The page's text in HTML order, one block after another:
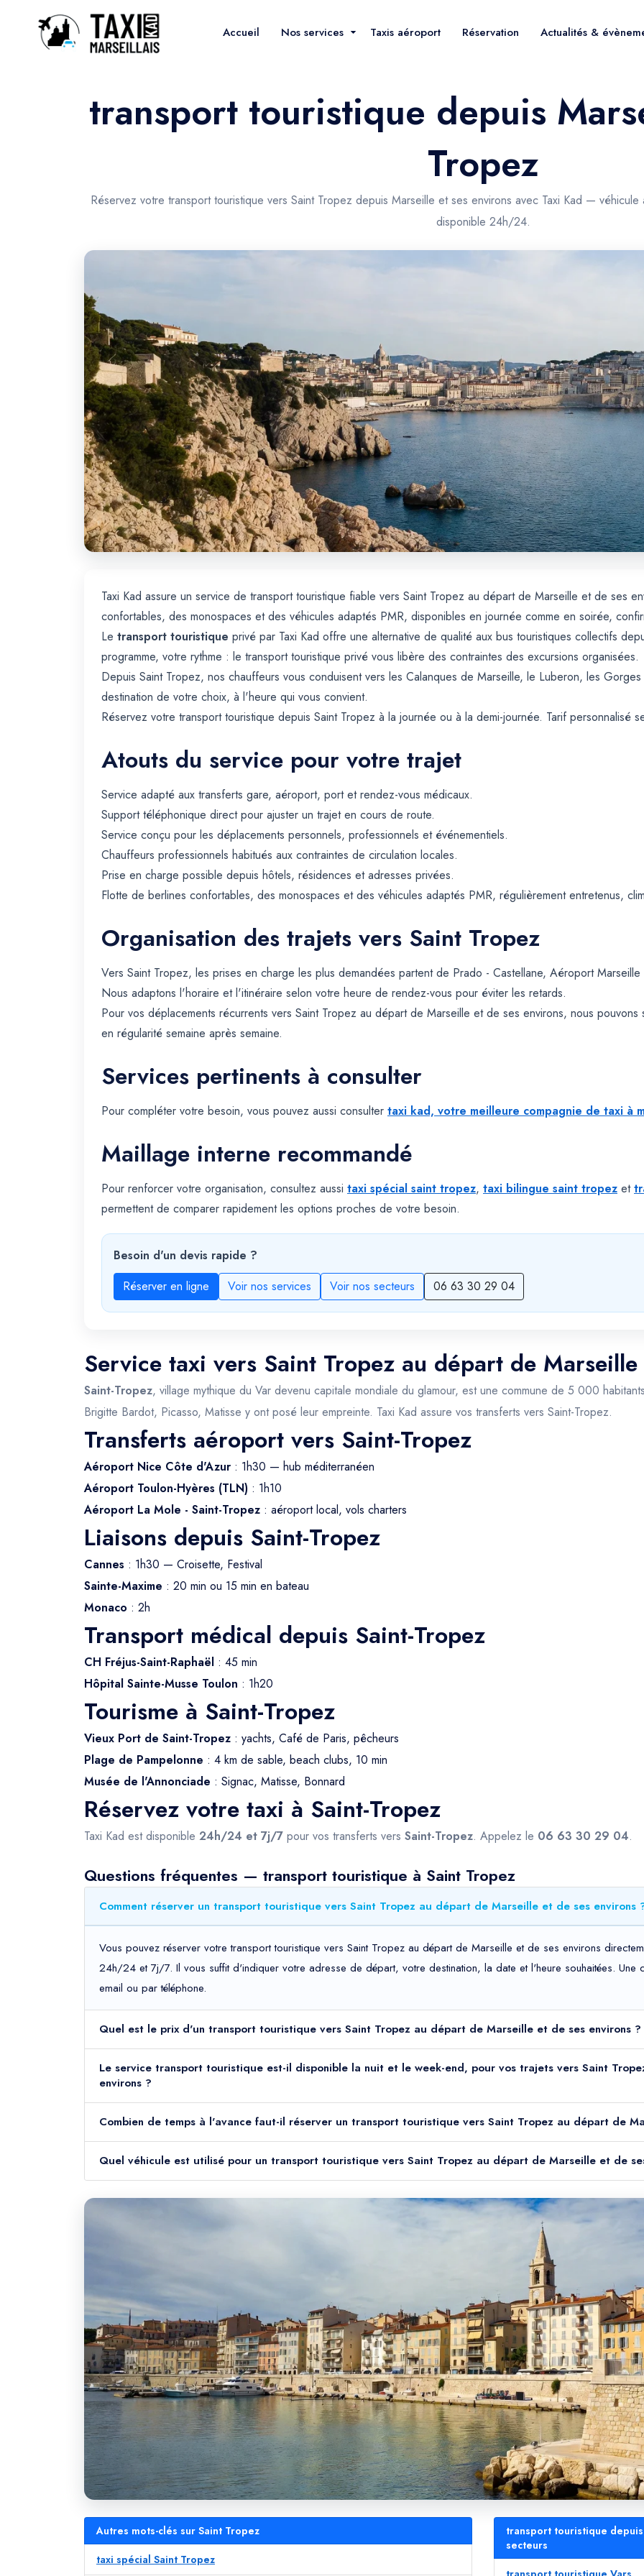
Accueil Nos services Taxis aéroport Réservation Actualités &
transport touristique depuis
Tropez
Réservez votre transport touristique vers Saint Tropez depuis Marseille et ses environs avec Taxi Kad —
disponible 24h/24.
Taxi Kad assure un service de transport touristique fiable vers Saint Tropez au départ de Marseille et de ses
confortables, des monospaces et des véhicules adaptés PMR, disponibles en journée comme en soirée,
Le transport touristique privé par Taxi Kad offre une alternative de qualité aux bus touristiques collectifs
programme, votre rythme : le transport touristique privé vous libère des contraintes des excursions organisées.
Depuis Saint Tropez, nos chauffeurs vous conduisent vers les Calanques de Marseille, le Luberon, les
destination de votre choix, à l'heure qui vous convient.
Réservez votre transport touristique depuis Saint Tropez à la journée ou à la demi-journée. Tarif personnalisé
Atouts du service pour votre trajet
Service adapté aux transferts gare, aéroport, port et rendez-vous médicaux.
Support téléphonique direct pour ajuster un trajet en cours de route.
Service conçu pour les déplacements personnels, professionnels et événementiels.
Chauffeurs professionnels habitués aux contraintes de circulation locales.
Prise en charge possible depuis hôtels, résidences et adresses privées.
Flotte de berlines confortables, des monospaces et des véhicules adaptés PMR, régulièrement entretenus,
Organisation des trajets vers Saint Tropez
Vers Saint Tropez, les prises en charge les plus demandées partent de Prado - Castellane, Aéroport
Nous adaptons l'horaire et l'itinéraire selon votre heure de rendez-vous pour éviter les retards.
Pour vos déplacements récurrents vers Saint Tropez au départ de Marseille et de ses environs, nous
en régularité semaine après semaine.
Services pertinents à consulter
Pour compléter votre besoin, vous pouvez aussi consulter taxi kad, votre meilleure compagnie de taxi à
Maillage interne recommandé
Pour renforcer votre organisation, consultez aussi taxi spécial saint tropez, taxi bilingue saint tropez et
permettent de comparer rapidement les options proches de votre besoin.
Besoin d'un devis rapide ?
Réserver en ligne
Voir nos services Voir nos secteurs 06 63 30 29 04
Service taxi vers Saint Tropez au départ de
Saint-Tropez, village mythique du Var devenu capitale mondiale du glamour, est une commune de 5 000
Brigitte Bardot, Picasso, Matisse y ont posé leur empreinte. Taxi Kad assure vos transferts vers Saint-Tropez.
Transferts aéroport vers Saint-Tropez
Aéroport Nice Côte d'Azur : 1h30 — hub méditerranéen
Aéroport Toulon-Hyères (TLN) : 1h10
Aéroport La Mole - Saint-Tropez : aéroport local, vols charters
Liaisons depuis Saint-Tropez
Cannes : 1h30 — Croisette, Festival
Sainte-Maxime : 20 min ou 15 min en bateau
Monaco : 2h
Transport médical depuis Saint-Tropez
CH Fréjus-Saint-Raphaël : 45 min
Hôpital Sainte-Musse Toulon : 1h20
Tourisme à Saint-Tropez
Vieux Port de Saint-Tropez : yachts, Café de Paris, pêcheurs
Plage de Pampelonne : 4 km de sable, beach clubs, 10 min
Musée de l'Annonciade : Signac, Matisse, Bonnard
Réservez votre taxi à Saint-Tropez
Taxi Kad est disponible 24h/24 et 7j/7 pour vos transferts vers Saint-Tropez. Appelez le 06 63 30 29 04.
Questions fréquentes — transport touristique à Saint Tropez
Comment réserver un transport touristique vers Saint Tropez au départ de Marseille et de ses environs
Vous pouvez réserver votre transport touristique vers Saint Tropez au départ de Marseille et de ses environs
24h/24 et 7j/7. Il vous suffit d'indiquer votre adresse de départ, votre destination, la date et l'heure souhaitées. Une
email ou par téléphone.
Quel est le prix d'un transport touristique vers Saint Tropez au départ de Marseille et de ses environs ?
Le service transport touristique est-il disponible la nuit et le week-end, pour vos trajets vers Saint
environs ?
Combien de temps à l'avance faut-il réserver un transport touristique vers Saint Tropez au départ de
Quel véhicule est utilisé pour un transport touristique vers Saint Tropez au départ de Marseille et de
Autres mots-clés sur Saint Tropez
taxi spécial Saint Tropez
transport touristique
secteurs